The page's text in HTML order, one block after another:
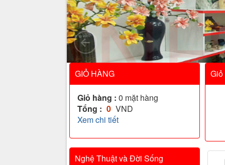
GIỎ HÀNG
Giỏ hàng : 0 mặt hàng
Tổng : 0 VND
Xem chi tiết
Nghệ Thuật và Đời Sống